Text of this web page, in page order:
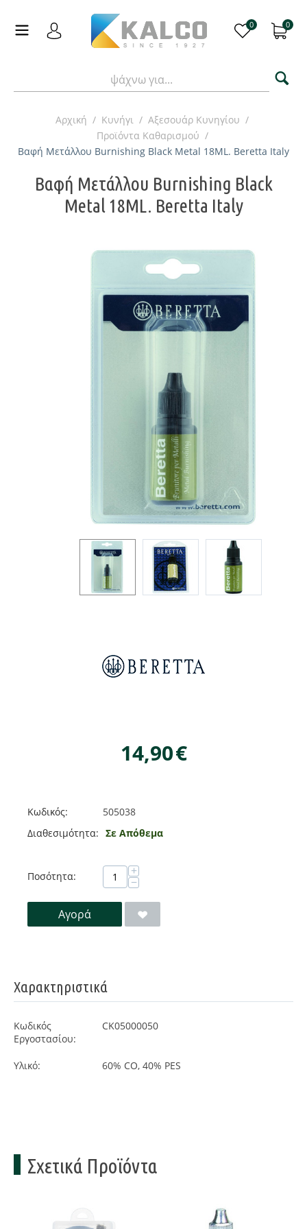
0 0
Αρχική / Κυνήγι / Αξεσουάρ Κυνηγίου /
Προϊόντα Καθαρισμού /
Βαφή Μετάλλου Burnishing Black Metal 18ML. Beretta Italy
Βαφή Μετάλλου Burnishing Black
Metal 18ML. Beretta Italy
14,90€
Κωδικός:
505038
Διαθεσιμότητα: Σε Απόθεμα
Ποσότητα: +
−
Αγορά
Χαρακτηριστικά
Κωδικός
Εργοστασίου:
CK05000050
Υλικό: 60% CO, 40% PES
Σχετικά Προϊόντα